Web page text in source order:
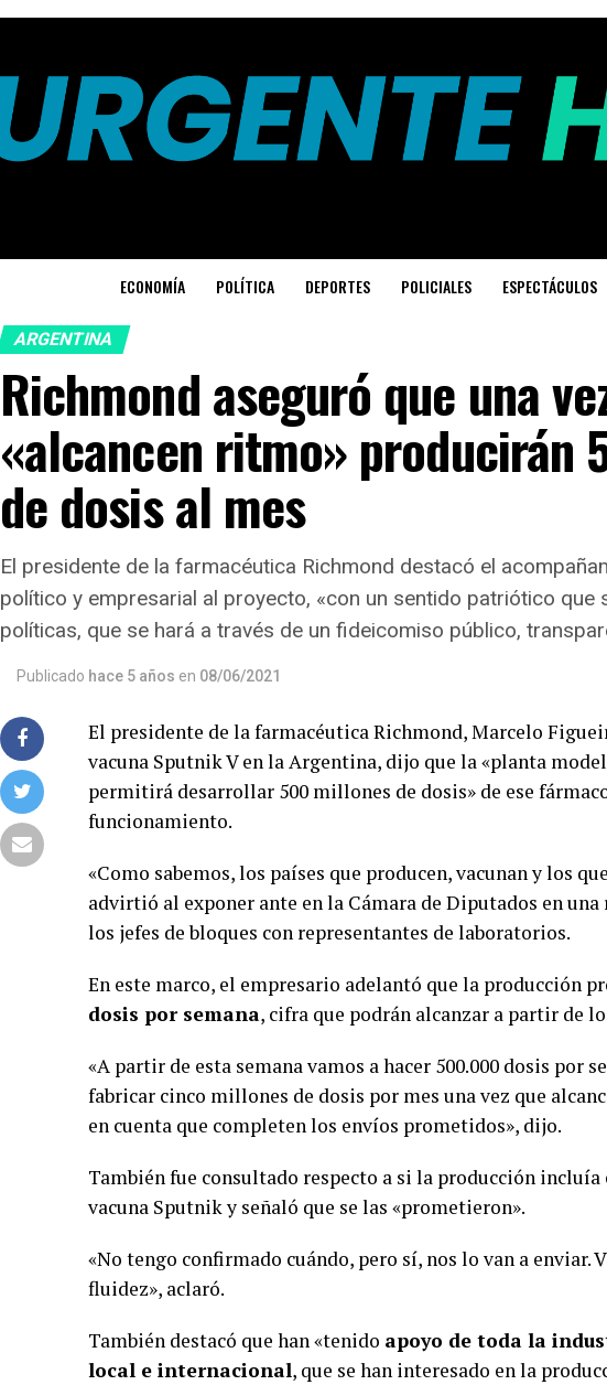
ECONOMÍA POLÍTICA DEPORTES POLICIALES ESPECTÁCULOS
ARGENTINA
Richmond aseguró que una
«alcancen ritmo» producirán
de dosis al mes
El presidente de la farmacéutica Richmond destacó el
político y empresarial al proyecto, «con un sentido patriótico que
políticas, que se hará a través de un fideicomiso público,
Publicado hace 5 años en 08/06/2021
El presidente de la farmacéutica Richmond, Marcelo
vacuna Sputnik V en la Argentina, dijo que la «planta
permitirá desarrollar 500 millones de dosis» de ese
funcionamiento.
«Como sabemos, los países que producen, vacunan y los
advirtió al exponer ante en la Cámara de Diputados en
los jefes de bloques con representantes de laboratorios.
En este marco, el empresario adelantó que la producción
dosis por semana, cifra que podrán alcanzar a partir de
«A partir de esta semana vamos a hacer 500.000 dosis por
fabricar cinco millones de dosis por mes una vez que
en cuenta que completen los envíos prometidos», dijo.
También fue consultado respecto a si la producción incluía
vacuna Sputnik y señaló que se las «prometieron».
«No tengo confirmado cuándo, pero sí, nos lo van a enviar.
fluidez», aclaró.
También destacó que han «tenido apoyo de toda la
local e internacional, que se han interesado en la